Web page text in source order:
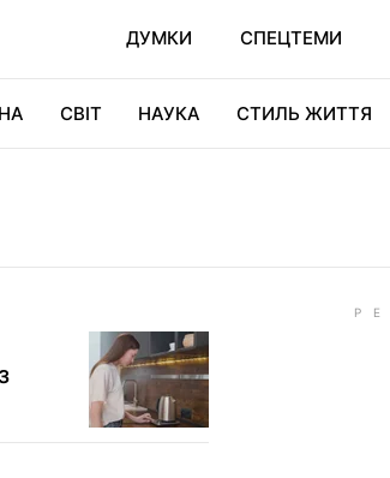
ДУМКИ СПЕЦТЕМИ
СВІТ НАУКА СТИЛЬ ЖИТТЯ